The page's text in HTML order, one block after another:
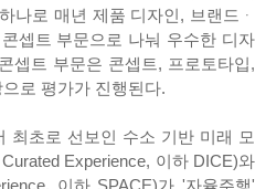
나로 매년 제품 디자인, 브랜드ᆞ
셉트 부문으로 나눠 우수한 디자
셉트 부문은 콘셉트, 프로토타입,
로 평가가 진행된다.
최초로 선보인 수소 기반 미래 모
Experience, 이하 DICE)와